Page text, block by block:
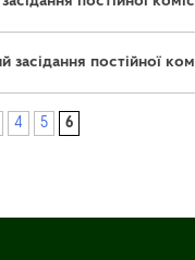
постійної
4 5 6